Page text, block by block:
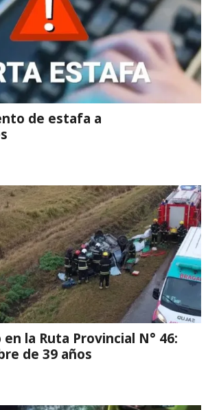
de estafa a
la Ruta Provincial N° 46:
de 39 años